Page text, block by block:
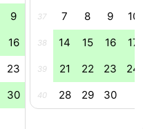
9
16
23
30
37 7 8 9 10
38 14 15 16 17
39 21 22 23 24
40 28 29 30